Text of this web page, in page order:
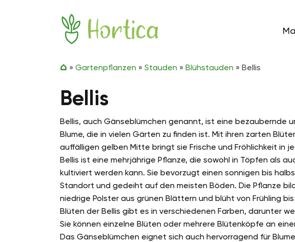
» Gartenpflanzen » Stauden » Blühstauden » Bellis
Bellis
Bellis, auch Gänseblümchen genannt, ist eine bezaubernde
Blume, die in vielen Gärten zu finden ist. Mit ihren zarten
auffälligen gelben Mitte bringt sie Frische und Fröhlichkeit in
Bellis ist eine mehrjährige Pflanze, die sowohl in Töpfen als
kultiviert werden kann. Sie bevorzugt einen sonnigen bis
Standort und gedeiht auf den meisten Böden. Die Pflanze
niedrige Polster aus grünen Blättern und blüht von Frühling bis
Blüten der Bellis gibt es in verschiedenen Farben, darunter
Sie können einzelne Blüten oder mehrere Blütenköpfe an
Das Gänseblümchen eignet sich auch hervorragend für